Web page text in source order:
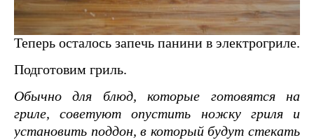
Теперь осталось запечь панини в электрогриле.
Подготовим гриль.
Обычно для блюд, которые готовятся на
гриле, советуют опустить ножку гриля и
установить поддон, в который будут стекать